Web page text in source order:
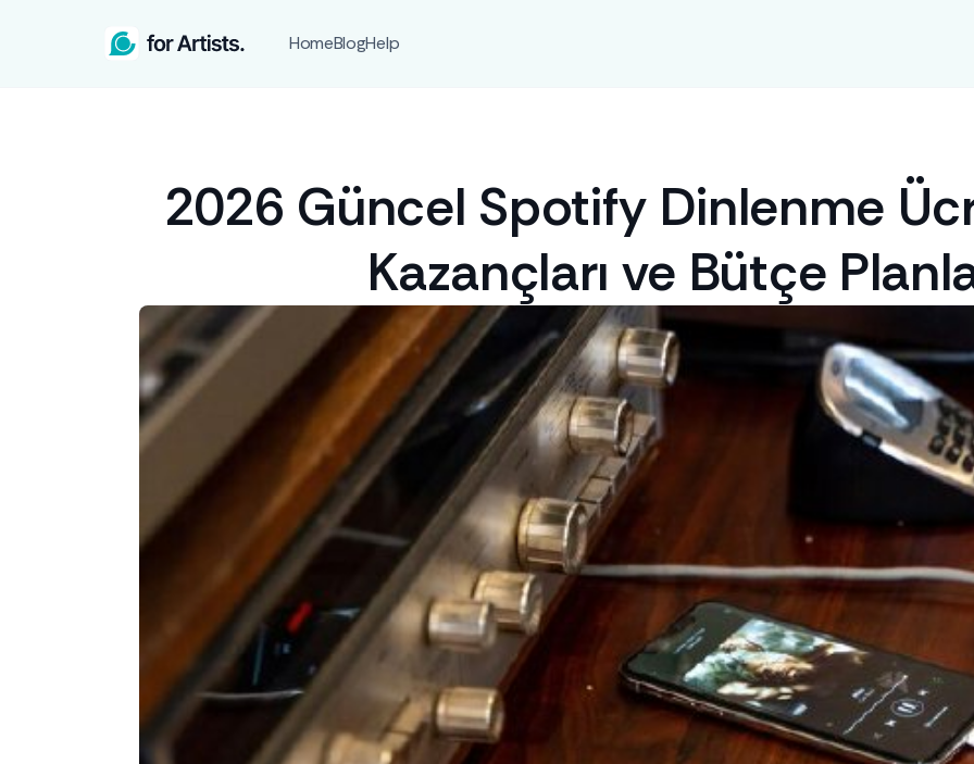
HomeBlogHelp
2026 Güncel Spotify Dinlenme
Kazançları ve Bütçe